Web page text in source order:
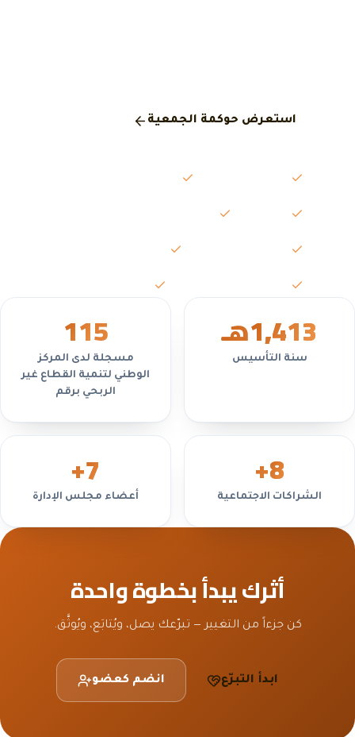
استعرض حوكمة الجمعية
1,413هـ
سنة التأسيس
115
مسجلة لدى المركز
الوطني لتنمية القطاع غير
الربحي برقم
8
+
الشراكات الاجتماعية
7
+
أعضاء مجلس الإدارة
أثرك يبدأ بخطوة واحدة
كن جزءاً من التغيير — تبرّعك يصل، ويُتابَع، ويُوثَّق.
ابدأ التبرّع انضم كعضو